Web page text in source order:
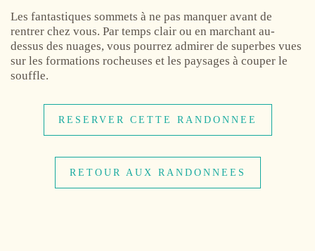
Les fantastiques sommets à ne pas manquer avant de
rentrer chez vous. Par temps clair ou en marchant au-
dessus des nuages, vous pourrez admirer de superbes vues
sur les formations rocheuses et les paysages à couper le
souffle.
RESERVER CETTE RANDONNEE
RETOUR AUX RANDONNEES